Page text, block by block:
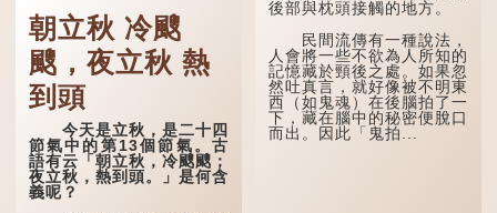
《立秋》全詩如下：
茲晨戒流火，商飆早已
驚。 雲天收夏色，木
葉動秋聲。
詩的前兩句寫的是：這
一天早晨，天上的「流火」
（指大火星，象徵暑氣）開
始消退，涼爽的秋風（商
飆，即西風）已經悄然吹
起。後兩句，便是全詩的靈
魂...
朝立秋 冷颼
颼，夜立秋 熱
到頭
今天是立秋，是二十四
節氣中的第13個節氣。古
語有云「朝立秋，冷颼颼；
夜立秋，熱到頭。」是何含
義呢？
後部與枕頭接觸的地方。
民間流傳有一種說法，
人會將一些不欲為人所知的
記憶藏於頸後之處。如果忽
然吐真言，就好像被不明東
西（如鬼魂）在後腦拍了一
下，藏在腦中的秘密便脫口
而出。因此「鬼拍...